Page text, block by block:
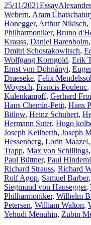
25/11/2021Essay
Webern, Aram
Honegger, Arthur Nikisch,
Philharmoniker, Bruno
Krauss, Daniel Barenboim,
Dmitri Schostakowitsch,
Wolfgang Korngold, Erik
Ernst von Dohnányi,
Draeseke, Felix
Woyrsch, Francis Poulenc,
Kulenkampff, Gerhard
Hans Chemin-Petit, Hans
Bülow, Heinz Schubert,
Hermann Suter, Hugo
Joseph Keilberth, Joseph
Hessenberg, Lorin Maazel,
Trapp, Max von Schillings,
Paul Büttner, Paul
Richard Strauss, Richard
Rolf Agop, Samuel Barber,
Siegmund von Hausegger,
Philharmoniker, Wilhelm
Petersen, William Walton,
Yehudi Menuhin, Zubin